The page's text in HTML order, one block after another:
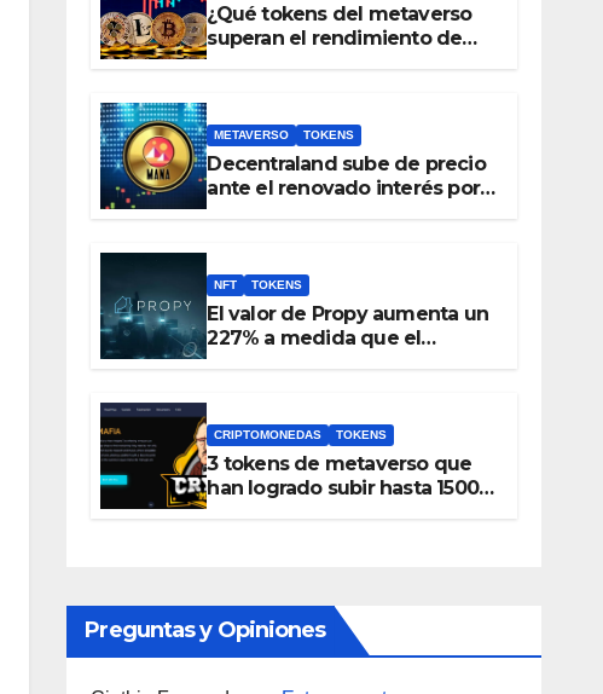
¿Qué tokens del metaverso
superan el rendimiento de
METAVERSO TOKENS
Decentraland sube de precio
ante el renovado interés por
NFT TOKENS
El valor de Propy aumenta un
227% a medida que el
CRIPTOMONEDAS TOKENS
3 tokens de metaverso que
han logrado subir hasta 1500%
Preguntas y Opiniones